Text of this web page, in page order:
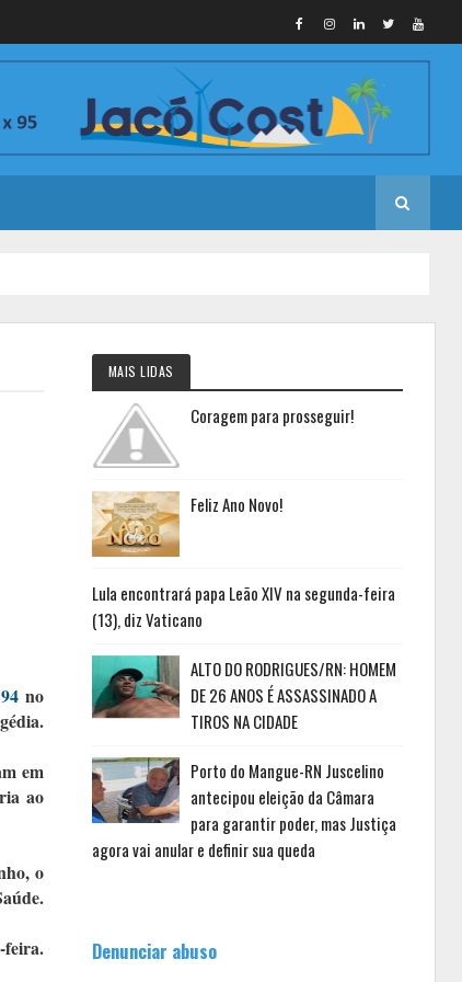
no
em
ao
o
MAIS LIDAS
Coragem para prosseguir!
Feliz Ano Novo!
Lula encontrará papa Leão XIV na segunda-feira
(13), diz Vaticano
ALTO DO RODRIGUES/RN: HOMEM
DE 26 ANOS É ASSASSINADO A
TIROS NA CIDADE
Porto do Mangue-RN Juscelino
antecipou eleição da Câmara
para garantir poder, mas Justiça
agora vai anular e definir sua queda
Denunciar abuso